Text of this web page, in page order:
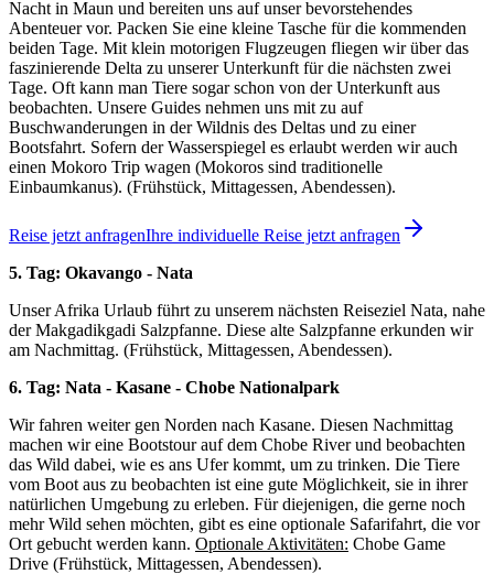
Nacht in Maun und bereiten uns auf unser bevorstehendes
Abenteuer vor. Packen Sie eine kleine Tasche für die kommenden
beiden Tage. Mit klein motorigen Flugzeugen fliegen wir über das
faszinierende Delta zu unserer Unterkunft für die nächsten zwei
Tage. Oft kann man Tiere sogar schon von der Unterkunft aus
beobachten. Unsere Guides nehmen uns mit zu auf
Buschwanderungen in der Wildnis des Deltas und zu einer
Bootsfahrt. Sofern der Wasserspiegel es erlaubt werden wir auch
einen Mokoro Trip wagen (Mokoros sind traditionelle
Einbaumkanus). (Frühstück, Mittagessen, Abendessen).
Reise jetzt anfragenIhre individuelle Reise jetzt anfragen
5. Tag: Okavango - Nata
Unser Afrika Urlaub führt zu unserem nächsten Reiseziel Nata, nahe
der Makgadikgadi Salzpfanne. Diese alte Salzpfanne erkunden wir
am Nachmittag. (Frühstück, Mittagessen, Abendessen).
6. Tag: Nata - Kasane - Chobe Nationalpark
Wir fahren weiter gen Norden nach Kasane. Diesen Nachmittag
machen wir eine Bootstour auf dem Chobe River und beobachten
das Wild dabei, wie es ans Ufer kommt, um zu trinken. Die Tiere
vom Boot aus zu beobachten ist eine gute Möglichkeit, sie in ihrer
natürlichen Umgebung zu erleben. Für diejenigen, die gerne noch
mehr Wild sehen möchten, gibt es eine optionale Safarifahrt, die vor
Ort gebucht werden kann. Optionale Aktivitäten: Chobe Game
Drive (Frühstück, Mittagessen, Abendessen).